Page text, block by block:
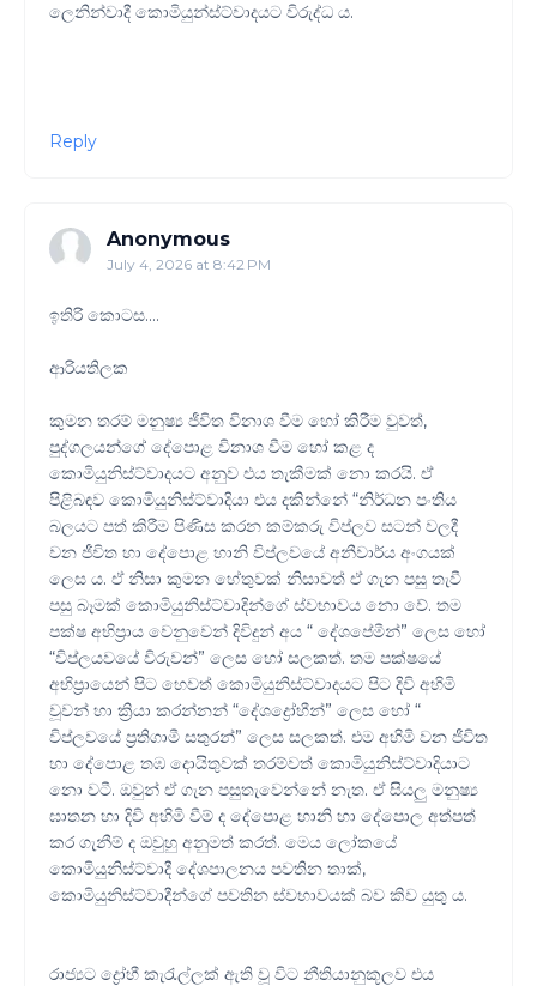
ලෙනින්වාදී කොමියුන්ස්ට්වාදයට විරුද්ධ ය.
Reply
Anonymous
July 4, 2026 at 8:42 PM
ඉතිරි කොටස....
ආරියතිලක
කුමන තරම් මනුෂ්‍ය ජීවිත විනාශ වීම හෝ කිරීම වුවත්,
පුද්ගලයන්ගේ දේපොළ විනාශ වීම හෝ කළ ද
කොමියුනිස්ට්වාදයට අනුව එය තැකීමක් නො කරයි. ඒ
පිළිබඳව කොමියුනිස්ට්වාදියා එය දකින්නේ “නිර්ධන පංතිය
බලයට පත් කිරීම පිණිස කරන කම්කරු විප්ලව සටන් වලදී
වන ජීවිත හා දේපොළ හානි විප්ලවයේ අනීවාර්ය අංගයක්
ලෙස ය. ඒ නිසා කුමන හේතුවක් නිසාවත් ඒ ගැන පසු තැවී
පසු බෑමක් කොමියුනිස්ට්වාදින්ගේ ස්වභාවය නො වේ. තම
පක්ෂ අභිප්‍රාය වෙනුවෙන් දිවිදුන් අය “ දේශපේමීන්” ලෙස හෝ
“විප්ලයවයේ විරුවන්” ලෙස හෝ සලකත්. තම පක්ෂයේ
අභිප්‍රායෙන් පිට හෙවත් කොමියුනිස්ට්වාදයට පිට දිවි අහිමි
වූවන් හා ක්‍රියා කරන්නන් “දේශද්‍රෝහීන්” ලෙස හෝ “
විප්ලවයේ ප්‍රතිගාමී සතුරන්” ලෙස සලකත්. එම අහිමි වන ජීවිත
හා දේපොළ තඹ දොයිතුවක් තරම්වත් කොමියුනිස්ට්වාදියාට
නො වටී. ඔවුන් ඒ ගැන පසුතැවෙන්නේ නැත. ඒ සියලු මනුෂ්‍ය
ඝාතන හා දිවි අහිමි වීම් ද දේපොළ හානි හා දේපොල අත්පත්
කර ගැනීම් ද ඔවුහු අනුමත් කරත්. මෙය ලෝකයේ
කොමියුනිස්ට්වාදී දේශපාලනය පවතින තාක්,
කොමියුනිස්ට්වාදීන්ගේ පවතින ස්වභාවයක් බව කිව යුතු ය.
රාජ්‍යට ද්‍රෝහී කැරැල්ලක් ඇති වූ විට නීතියානුකූලව එය